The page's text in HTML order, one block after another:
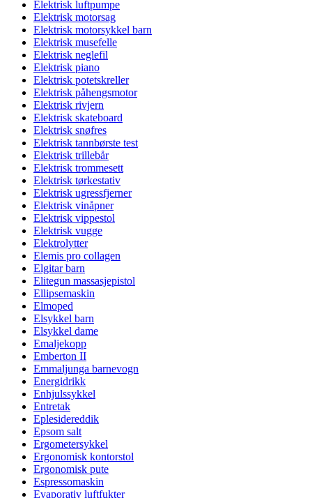
Elektrisk luftpumpe
Elektrisk motorsag
Elektrisk motorsykkel barn
Elektrisk musefelle
Elektrisk neglefil
Elektrisk piano
Elektrisk potetskreller
Elektrisk påhengsmotor
Elektrisk rivjern
Elektrisk skateboard
Elektrisk snøfres
Elektrisk tannbørste test
Elektrisk trillebår
Elektrisk trommesett
Elektrisk tørkestativ
Elektrisk ugressfjerner
Elektrisk vinåpner
Elektrisk vippestol
Elektrisk vugge
Elektrolytter
Elemis pro collagen
Elgitar barn
Elitegun massasjepistol
Ellipsemaskin
Elmoped
Elsykkel barn
Elsykkel dame
Emaljekopp
Emberton II
Emmaljunga barnevogn
Energidrikk
Enhjulssykkel
Entretak
Eplesidereddik
Epsom salt
Ergometersykkel
Ergonomisk kontorstol
Ergonomisk pute
Espressomaskin
Evaporativ luftfukter